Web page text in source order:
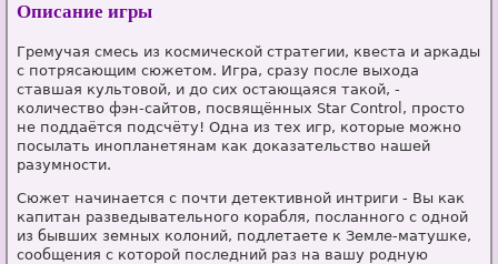
Описание игры
Гремучая смесь из космической стратегии, квеста и аркады
с потрясающим сюжетом. Игра, сразу после выхода
ставшая культовой, и до сих остающаяся такой, -
количество фэн-сайтов, посвящённых Star Control, просто
не поддаётся подсчёту! Одна из тех игр, которые можно
посылать инопланетянам как доказательство нашей
разумности.
Сюжет начинается с почти детективной интриги - Вы как
капитан разведывательного корабля, посланного с одной
из бывших земных колоний, подлетаете к Земле-матушке,
сообщения с которой последний раз на вашу родную